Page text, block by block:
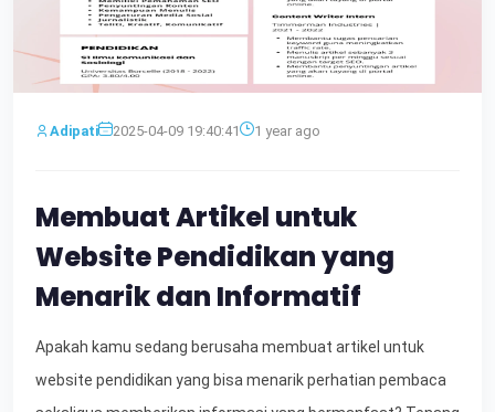
Adipati 2025-04-09 19:40:41 1 year ago
Membuat Artikel untuk
Website Pendidikan yang
Menarik dan Informatif
Apakah kamu sedang berusaha membuat artikel untuk
website pendidikan yang bisa menarik perhatian pembaca